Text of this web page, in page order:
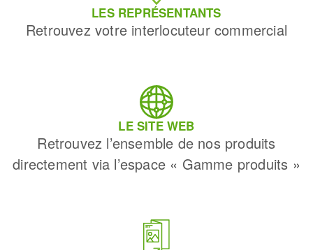
LES REPRÉSENTANTS
Retrouvez votre interlocuteur commercial
LE SITE WEB
Retrouvez l’ensemble de nos produits
directement via l’espace « Gamme produits »